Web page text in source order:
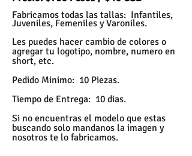
Fabricamos todas las tallas: Infantiles,
Juveniles, Femeniles y Varoniles.
Les puedes hacer cambio de colores o
agregar tu logotipo, nombre, numero en
short, etc.
Pedido Minimo: 10 Piezas.
Tiempo de Entrega: 10 dias.
Si no encuentras el modelo que estas
buscando solo mandanos la imagen y
nosotros te lo fabricamos.